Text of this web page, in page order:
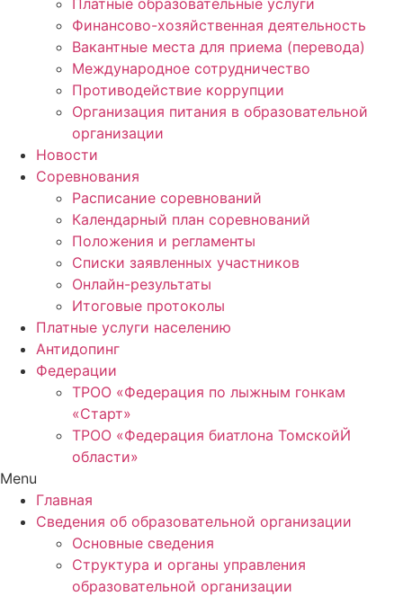
Платные образовательные услуги
Финансово-хозяйственная деятельность
Вакантные места для приема (перевода)
Международное сотрудничество
Противодействие коррупции
Организация питания в образовательной
организации
Новости
Соревнования
Расписание соревнований
Календарный план соревнований
Положения и регламенты
Списки заявленных участников
Онлайн-результаты
Итоговые протоколы
Платные услуги населению
Антидопинг
Федерации
ТРОО «Федерация по лыжным гонкам
«Старт»
ТРОО «Федерация биатлона ТомскойЙ
области»
Menu
Главная
Сведения об образовательной организации
Основные сведения
Структура и органы управления
образовательной организации